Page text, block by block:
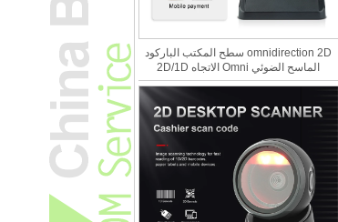
omnidirection 2D سطح المكتب الباركود
الماسح الضوئي Omni الاتجاه 2D/1D